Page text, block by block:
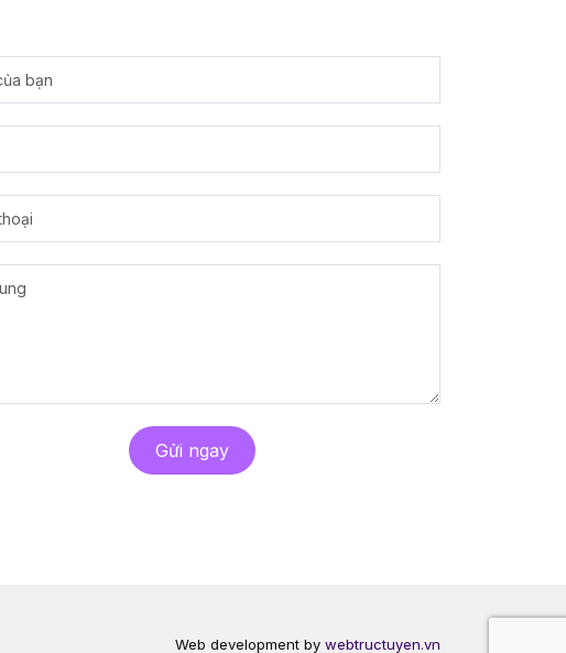
Gửi ngay
Web development by webtructuyen.vn